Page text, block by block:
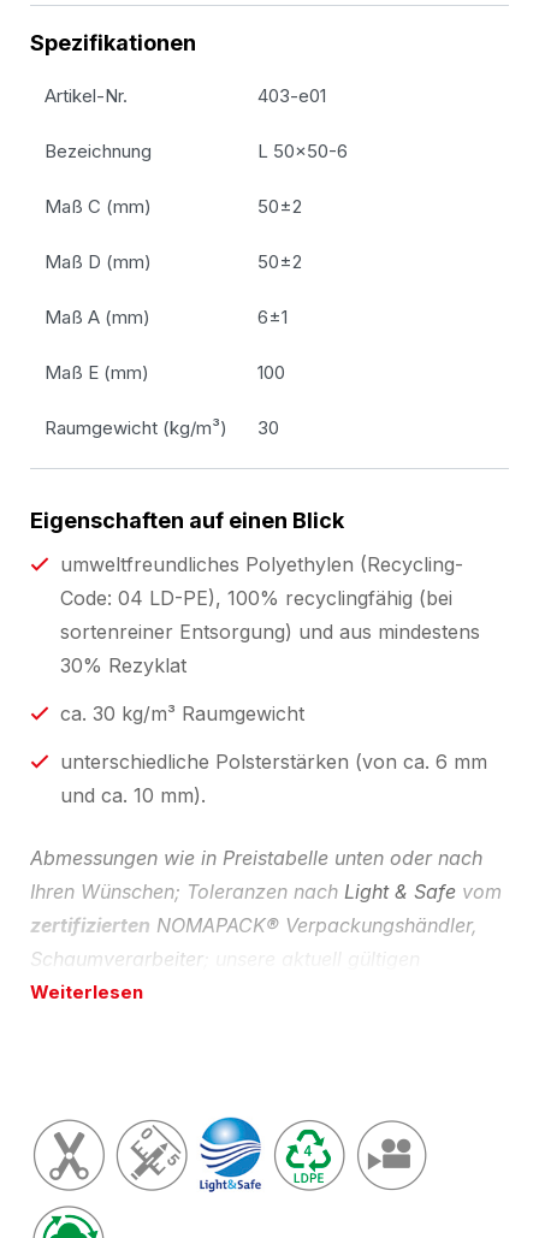
Spezifikationen
Artikel-Nr. 403-e01
Bezeichnung L 50x50-6
Maß C (mm) 50±2
Maß D (mm) 50±2
Maß A (mm) 6±1
Maß E (mm) 100
Raumgewicht (kg/m³) 30
Eigenschaften auf einen Blick
umweltfreundliches Polyethylen (Recycling-
Code: 04 LD-PE), 100% recyclingfähig (bei
sortenreiner Entsorgung) und aus mindestens
30% Rezyklat
ca. 30 kg/m³ Raumgewicht
unterschiedliche Polsterstärken (von ca. 6 mm
und ca. 10 mm).
Abmessungen wie in Preistabelle unten oder nach
Ihren Wünschen; Toleranzen nach Light & Safe vom
zertifizierten NOMAPACK® Verpackungshändler,
Schaumverarbeiter
Zertifikate finden Sie unter
Rezyklatanteil (mindestens 30%; PCR = Post-
Consumer-Recycling bzw. PIR = Post Industrial
Recycling; Recyclingmaterial). Dennoch zu 100%
recyclingfähig (bei sortenreiner Entsorgung). Das ist
Weiterlesen